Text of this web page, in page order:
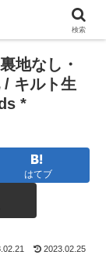
地なし・
/ キルト生
*
はてブ
2023.02.25
検索